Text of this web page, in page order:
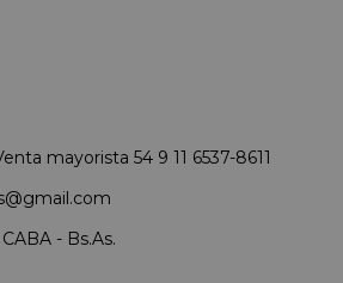
mayorista 54 9 11 6537-8611
- Bs.As.